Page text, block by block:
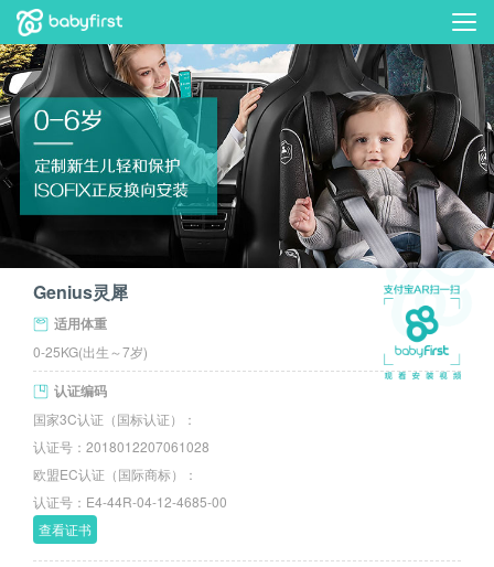
Genius灵犀
适用体重
0-25KG(出生～7岁)
认证编码
国家3C认证（国标认证）：
认证号：2018012207061028
欧盟EC认证（国际商标）：
认证号：E4-44R-04-12-4685-00
查看证书